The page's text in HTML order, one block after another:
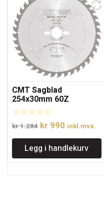
CMT Sagblad
254x30mm 60Z
kr1.284 Opprinnelig
pris
var:
kr 1.284.
kr 990 Nåværende
pris
er:
kr 990.
inkl.mva.
Legg i handlekurv